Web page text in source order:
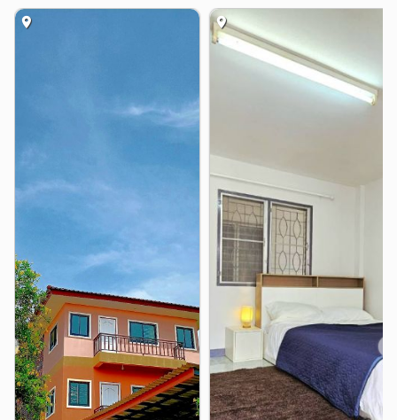
• รปภ. 24 ชม.
• แม่บ้าน
--------------------
• ค่าส่วนกลาง ฟรี!
สนใจสอบถามได้ค่ะ
ติดต่อแอดมินดล เพจบ้านระยอง:
Tel. 083-177-4730
ID Line : pannadol
กดเพิ่มเพื่อนได้เลยจ้า